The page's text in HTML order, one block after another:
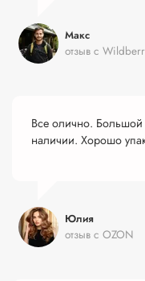
Макс
отзыв с
Все олично.
наличии. Хорошо
Юлия
отзыв с OZON